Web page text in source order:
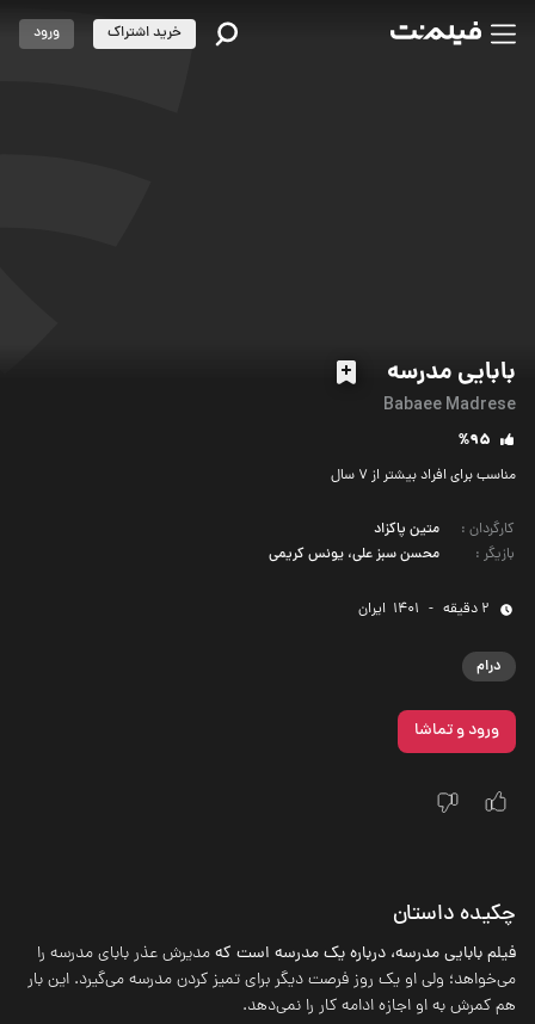
بابایی مدرسه
Babaee Madrese
%95
مناسب برای افراد بیشتر از 7 سال
کارگردان :
متین پاکزاد
بازیگر : محسن سبز علی، یونس کریمی
2 دقیقه -
1401 ‌ ایران
درام
ورود و تماشا
خرید اشتراک ورود
چکیده داستان
فیلم بابایی مدرسه، درباره یک مدرسه است کهمدیرش عذر بابای مدرسه را
می‌خواهد؛ ولی او یک روز فرصت دیگر برای تمیز کردن مدرسه می‌گیرد. این بار
هم کمرش به او اجازه ادامه کار را نمی‌دهد.